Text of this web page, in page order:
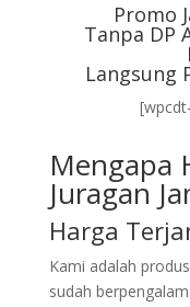
Promo
Tanpa DP
Langsung
Mengapa
Juragan
Harga
Kami adalah
sudah